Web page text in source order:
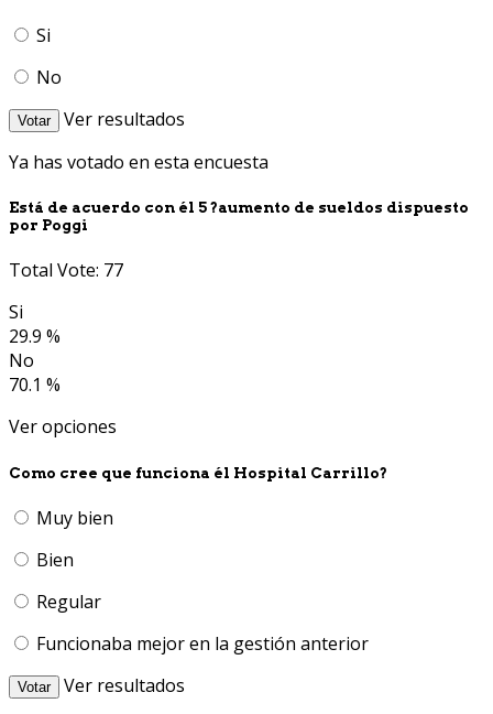
Si
No
Votar
Ver resultados
Ya has votado en esta encuesta
Está de acuerdo con él 5 ?aumento de sueldos dispuesto
por Poggi
Total Vote: 77
Si
29.9 %
No
70.1 %
Ver opciones
Como cree que funciona él Hospital Carrillo?
Muy bien
Bien
Regular
Funcionaba mejor en la gestión anterior
Votar
Ver resultados